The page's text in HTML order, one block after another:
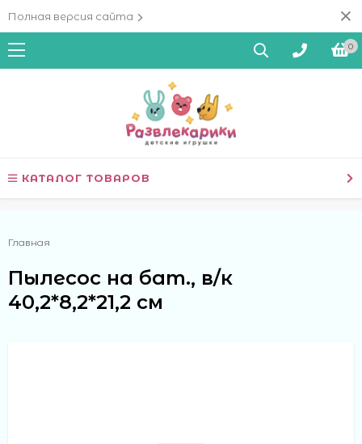
Полная версия сайта
0
КАТАЛОГ ТОВАРОВ
Главная
Пылесос на бат., в/к
40,2*8,2*21,2 см